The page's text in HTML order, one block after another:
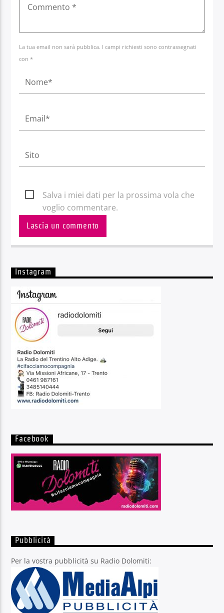
La tua email non sarà pubblica. I campi richiesti sono contrassegnati
con *
Salva i miei dati per la prossima vola che
voglio commentare.
Instagram
Facebook
Pubblicità
Per la vostra pubblicità su Radio Dolomiti: